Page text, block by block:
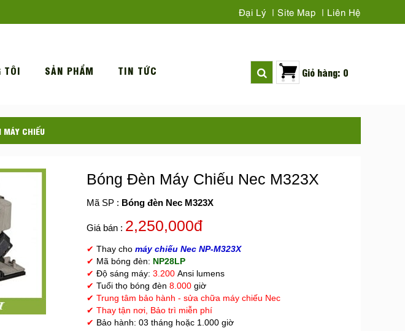
Đại Lý Site Map Liên Hệ
TÔI SẢN PHẨM
TIN TỨC
Giỏ hàng: 0
MÁY CHIẾU
Bóng Đèn Máy Chiếu Nec M323X
Mã SP : Bóng đèn Nec M323X
Giá bán : 2,250,000đ
✔ Thay cho máy chiếu Nec NP-M323X
✔ Mã bóng đèn: NP28LP
✔ Độ sáng máy: 3.200Ansi lumens
✔ Tuổi thọ bóng đèn 8.000giờ
✔ Trung tâm bảo hành - sửa chữa máy chiếu Nec
✔ Thay tận nơi, Bảo trì miễn phí
✔ Bảo hành: 03 tháng hoặc 1.000 giờ